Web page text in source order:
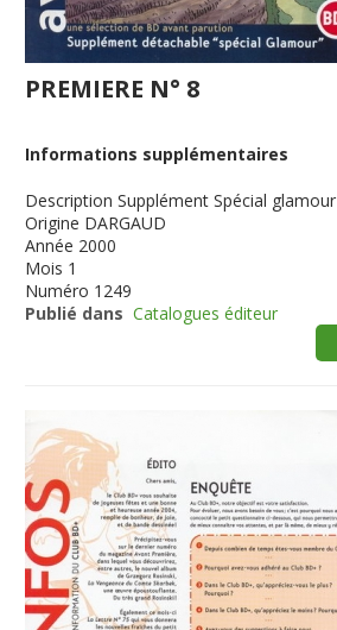
PREMIERE N° 8
Informations supplémentaires
Description Supplément Spécial glamour
Origine DARGAUD
Année 2000
Mois 1
Numéro 1249
Publié dans Catalogues éditeur